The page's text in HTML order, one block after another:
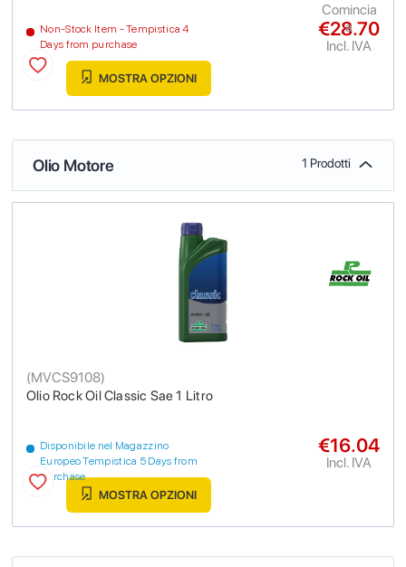
Non-Stock Item - Tempistica 4
Days from purchase
€28.70
Incl. IVA
Comincia
a
MOSTRA OPZIONI
Olio Motore 1 Prodotti
Olio Rock Oil Classic Sae 1 Litro
(MVCS9108)
Disponibile nel Magazzino
Europeo Tempistica 5 Days from
purchase
€16.04
Incl. IVA
MOSTRA OPZIONI